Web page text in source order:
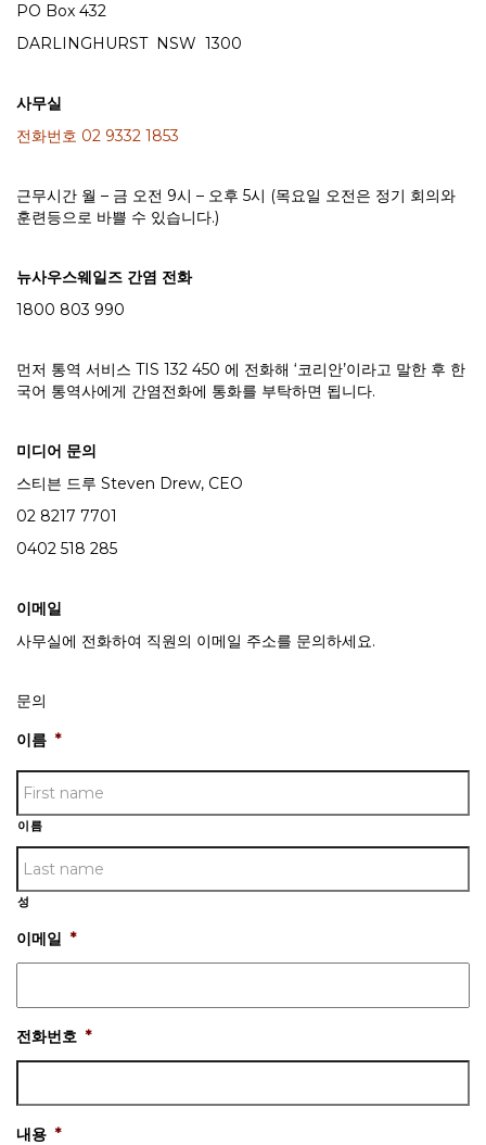
PO Box 432
DARLINGHURST NSW 1300
사무실
전화번호 02 9332 1853
근무시간 월 – 금 오전 9시 – 오후 5시 (목요일 오전은 정기 회의와
훈련등으로 바쁠 수 있습니다.)
뉴사우스웨일즈 간염 전화
1800 803 990
먼저 통역 서비스 TIS 132 450 에 전화해 ‘코리안’이라고 말한 후 한
국어 통역사에게 간염전화에 통화를 부탁하면 됩니다.
미디어 문의
스티븐 드루 Steven Drew, CEO
02 8217 7701
0402 518 285
이메일
사무실에 전화하여 직원의 이메일 주소를 문의하세요.
문의
이름 *
이름
성
이메일 *
전화번호 *
내용 *